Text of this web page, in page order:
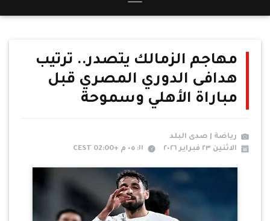
مهاجم الزمالك يتصدر.. ترتيب
هدافى الدوري المصري قبل
مباراة الأهلي وسموحة
رياضة | صدى البلد
الاثنين ٢٣ فبراير ٢٠٢٦
١١: ٠٥ م +02:00 CEST